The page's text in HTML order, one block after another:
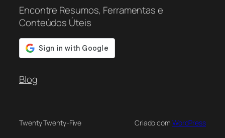
Encontre Resumos, Ferramentas e
Conteúdos Úteis
Blog
Twenty Twenty-Five Criado com WordPress